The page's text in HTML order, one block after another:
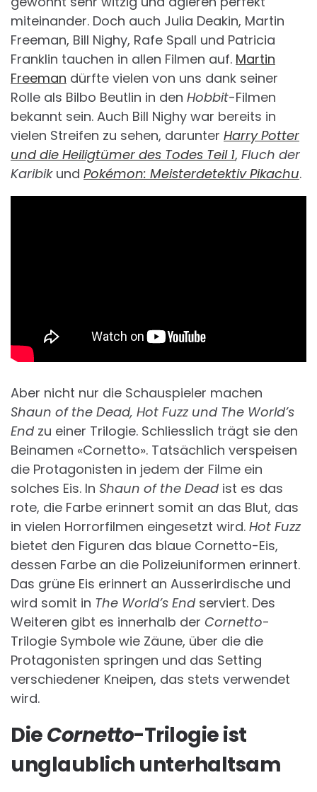
miteinander. Doch auch Julia Deakin, Martin
Freeman, Bill Nighy, Rafe Spall und Patricia
Franklin tauchen in allen Filmen auf. Martin
Freeman dürfte vielen von uns dank seiner
Rolle als Bilbo Beutlin in den Hobbit-Filmen
bekannt sein. Auch Bill Nighy war bereits in
vielen Streifen zu sehen, darunter Harry Potter
und die Heiligtümer des Todes Teil 1, Fluch der
Karibikund Pokémon: Meisterdetektiv Pikachu.
Aber nicht nur die Schauspieler machen
Shaun of the Dead, Hot Fuzz und The World’s
Endzu einer Trilogie. Schliesslich trägt sie den
Beinamen «Cornetto». Tatsächlich verspeisen
die Protagonisten in jedem der Filme ein
solches Eis. In Shaun of the Deadist es das
rote, die Farbe erinnert somit an das Blut, das
in vielen Horrorfilmen eingesetzt wird. Hot Fuzz
bietet den Figuren das blaue Cornetto-Eis,
dessen Farbe an die Polizeiuniformen erinnert.
Das grüne Eis erinnert an Ausserirdische und
wird somit in The World’s Endserviert. Des
Weiteren gibt es innerhalb der Cornetto-
Trilogie Symbole wie Zäune, über die die
Protagonisten springen und das Setting
verschiedener Kneipen, das stets verwendet
wird.
DieCornetto-Trilogie ist
unglaublich unterhaltsam